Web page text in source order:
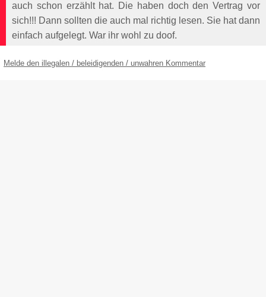
auch schon erzählt hat. Die haben doch den Vertrag vor
sich!!! Dann sollten die auch mal richtig lesen. Sie hat dann
einfach aufgelegt. War ihr wohl zu doof.
Melde den illegalen / beleidigenden / unwahren Kommentar